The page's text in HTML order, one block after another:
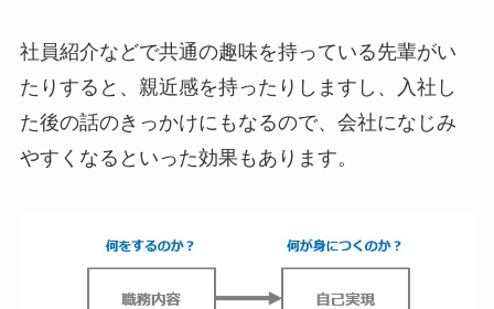
社員紹介などで共通の趣味を持っている先輩がい
たりすると、親近感を持ったりしますし、入社し
た後の話のきっかけにもなるので、会社になじみ
やすくなるといった効果もあります。